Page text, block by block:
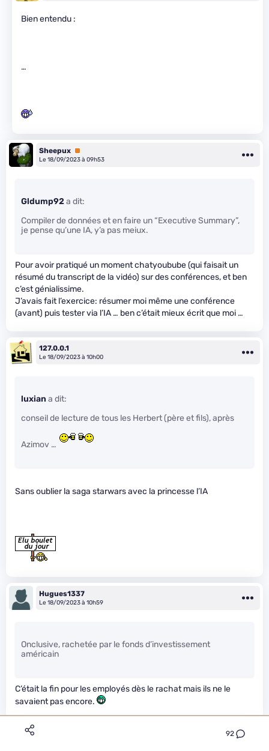
92
Bien entendu :
…
Sheepux Premium
Le 18/09/2023 à 09h53
Gldump92a dit:
Compiler de données et en faire un “Executive Summary”,
je pense qu’une IA, y’a pas meiux.
Pour avoir pratiqué un moment chatyoubube (qui faisait un
résumé du transcript de la vidéo) sur des conférences, et ben
c’est génialissime.
J’avais fait l’exercice: résumer moi même une conférence
(avant) puis tester via l’IA … ben c’était mieux écrit que moi …
127.0.0.1
Le 18/09/2023 à 10h00
luxian a dit:
conseil de lecture de tous les Herbert (père et fils), après
Azimov …
Sans oublier la saga starwars avec la princesse l’IA
Hugues1337
Le 18/09/2023 à 10h59
Onclusive, rachetée par le fonds d’investissement
américain
C’était la fin pour les employés dès le rachat mais ils ne le
savaient pas encore.